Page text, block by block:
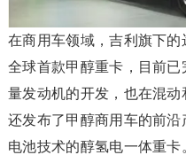
在商用车领域，吉利旗下
全球首款甲醇重卡，目前
量发动机的开发，也在混
还发布了甲醇商用车的前
电池技术的醇氢电一体重